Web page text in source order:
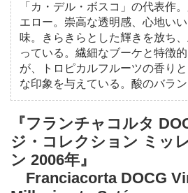
「カ・デル・ボスコ」の代表作
エロー。崇高な透明感、心地い
味。きらきらとした輝きを放ち
っている。繊細なブーケと特徴
が、トロピカルフルーツの香り
な印象を与えている。酸のバラン
『フランチャコルタ
ジ・コレクション ミッ
ン 2006年』
Franciacorta DOCG